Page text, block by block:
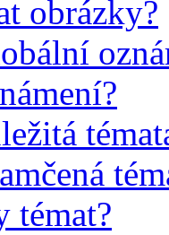
obrázky?
témat?